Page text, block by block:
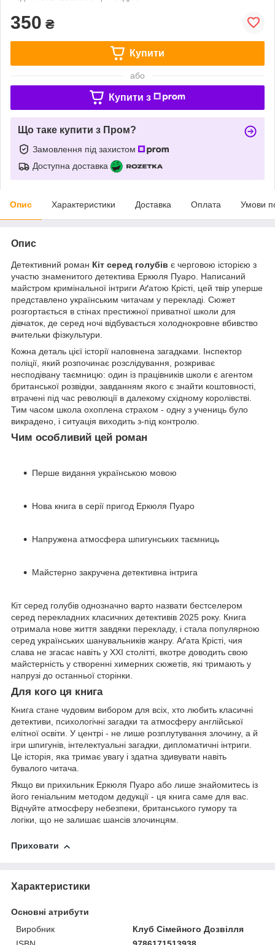
350 ₴
Купити
або
Купити з
Що таке купити з Пром?
Замовлення під захистом
Доступна доставка
Опис Характеристики Доставка Оплата Умови
Опис
Детективний роман Кіт серед голубів є черговою історією з
участю знаменитого детектива Еркюля Пуаро. Написаний
майстром кримінальної інтриги Аґатою Крісті, цей твір уперше
представлено українським читачам у перекладі. Сюжет
розгортається в стінах престижної приватної школи для
дівчаток, де серед ночі відбувається холоднокровне вбивство
вчительки фізкультури.
Кожна деталь цієї історії наповнена загадками. Інспектор
поліції, який розпочинає розслідування, розкриває
несподівану таємницю: один із працівників школи є агентом
британської розвідки, завданням якого є знайти коштовності,
втрачені під час революції в далекому східному королівстві.
Тим часом школа охоплена страхом - одну з учениць було
викрадено, і ситуація виходить з-під контролю.
Чим особливий цей роман
Перше видання українською мовою
Нова книга в серії пригод Еркюля Пуаро
Напружена атмосфера шпигунських таємниць
Майстерно закручена детективна інтрига
Кіт серед голубів однозначно варто назвати бестселером
серед перекладних класичних детективів 2025 року. Книга
отримала нове життя завдяки перекладу, і стала популярною
серед українських шанувальників жанру. Аґата Крісті, чия
слава не згасає навіть у XXI столітті, вкотре доводить свою
майстерність у створенні химерних сюжетів, які тримають у
напрузі до останньої сторінки.
Для кого ця книга
Книга стане чудовим вибором для всіх, хто любить класичні
детективи, психологічні загадки та атмосферу англійської
елітної освіти. У центрі - не лише розплутування злочину, а й
ігри шпигунів, інтелектуальні загадки, дипломатичні інтриги.
Це історія, яка тримає увагу і здатна здивувати навіть
бувалого читача.
Якщо ви прихильник Еркюля Пуаро або лише знайомитесь із
його геніальним методом дедукції - ця книга саме для вас.
Відчуйте атмосферу небезпеки, британського гумору та
логіки, що не залишає шансів злочинцям.
Приховати
Характеристики
Основні атрибути
Виробник
Клуб Сімейного Дозвілля